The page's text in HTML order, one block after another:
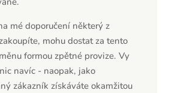
mé doporučení některý z
mohu dostat za tento
formou zpětné provize. Vy
navíc - naopak, jako
zákazník získáváte okamžitou